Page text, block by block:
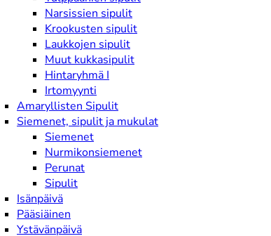
Narsissien sipulit
Krookusten sipulit
Laukkojen sipulit
Muut kukkasipulit
Hintaryhmä I
Irtomyynti
Amaryllisten Sipulit
Siemenet, sipulit ja mukulat
Siemenet
Nurmikonsiemenet
Perunat
Sipulit
Isänpäivä
Pääsiäinen
Ystävänpäivä